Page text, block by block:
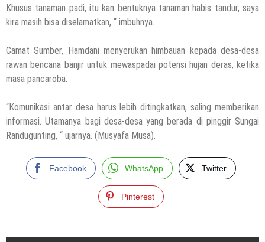
Khusus tanaman padi, itu kan bentuknya tanaman habis tandur, saya
kira masih bisa diselamatkan, “ imbuhnya.
Camat Sumber, Hamdani menyerukan himbauan kepada desa-desa
rawan bencana banjir untuk mewaspadai potensi hujan deras, ketika
masa pancaroba.
“Komunikasi antar desa harus lebih ditingkatkan, saling memberikan
informasi. Utamanya bagi desa-desa yang berada di pinggir Sungai
Randugunting, “ ujarnya. (Musyafa Musa).
Facebook WhatsApp Twitter
Pinterest